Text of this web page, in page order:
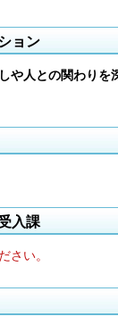
ョン
や人との関わり
入課
さい。